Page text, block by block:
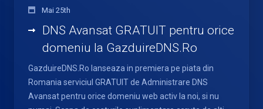
Mai 25th
DNS Avansat GRATUIT pentru orice
domeniu la GazduireDNS.Ro
GazduireDNS.Ro lanseaza in premiera pe piata din
Romania serviciul GRATUIT de Administrare DNS
Avansat pentru orice domeniu web activ la noi, si nu